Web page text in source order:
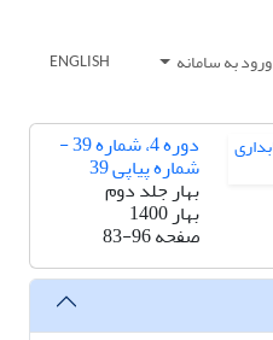
ورود به سامانه ENGLISH
دوره 4، شماره 39 -
شماره پیاپی 39
بهار جلد دوم
بهار 1400
صفحه83-96